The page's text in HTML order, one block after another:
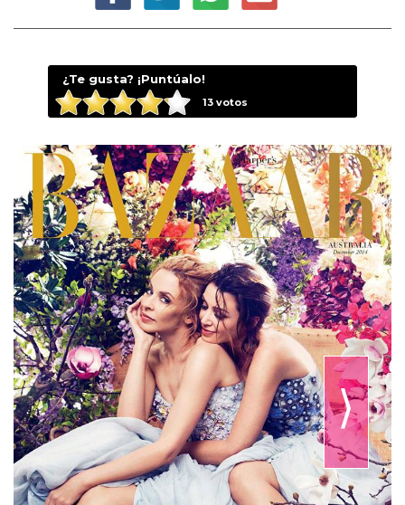
¿Te gusta? ¡Puntúalo!
13votos
⟩